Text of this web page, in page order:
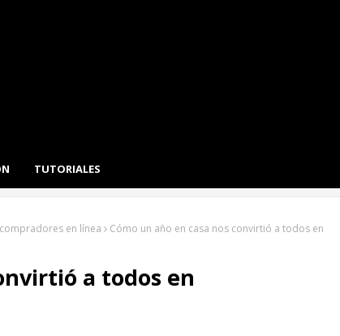
TUTORIALES
en línea
Cómo un año en casa nos convirtió a todos en
a todos en